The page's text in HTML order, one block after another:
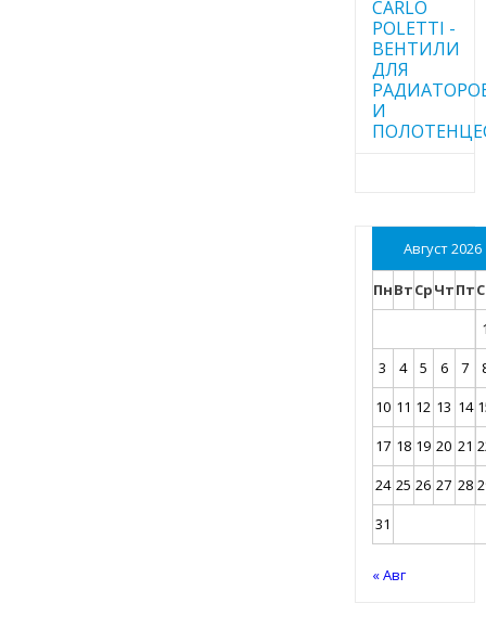
CARLO
POLETTI -
ВЕНТИЛИ
ДЛЯ
И
Август 2026
ПнВтСрЧтПт
3
4 5 6 7
10 11 12 13 14
17 18 19 20 21
24 25 26 27 28
31
« Авг